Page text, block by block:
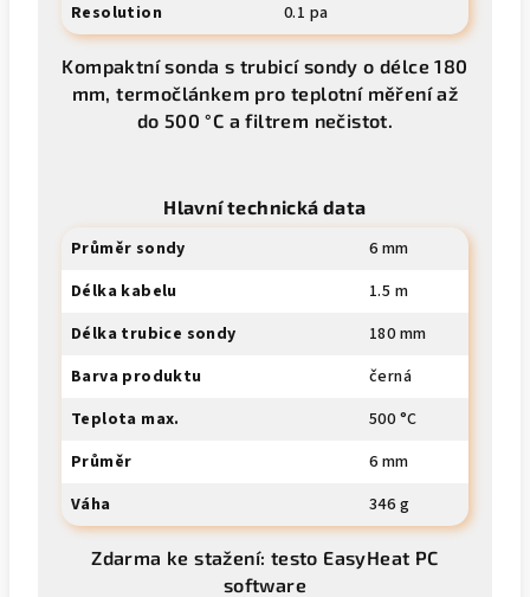
Resolution
0.1 pa
Kompaktní sonda s trubicí sondy o délce 180
mm, termočlánkem pro teplotní měření až
do 500 °C a filtrem nečistot.
Hlavní technická data
Průměr sondy
6 mm
Délka kabelu
1.5 m
Délka trubice sondy
180 mm
Barva produktu
černá
Teplota max.
500 °C
Průměr
6 mm
Váha
346 g
Zdarma ke stažení: testo EasyHeat PC
software